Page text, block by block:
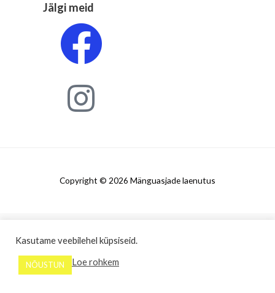
Jälgi meid
Copyright © 2026 Mänguasjade laenutus
Kasutame veebilehel küpsiseid.
NÕUSTUN Loe rohkem